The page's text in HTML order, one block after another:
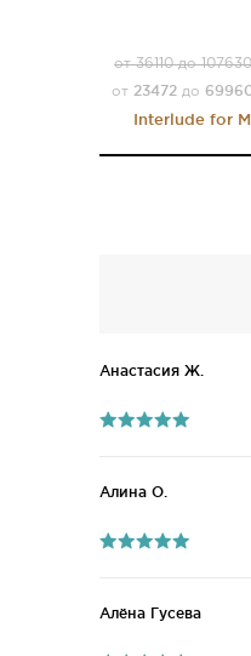
от 36110 до
от 23472 до
Interlude for
Анастасия Ж.
Алина О.
Алёна Гусева